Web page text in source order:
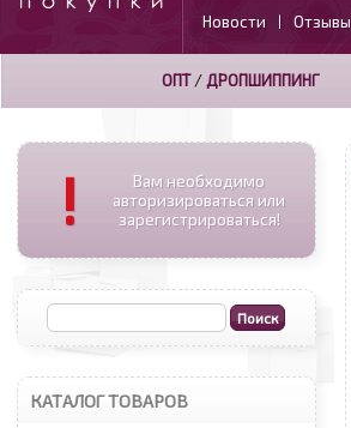
Новости | Отзывы
ОПТ/ ДРОПШИППИНГ
!
Вам необходимо
авторизироваться или
зарегистрироваться!
КАТАЛОГ ТОВАРОВ